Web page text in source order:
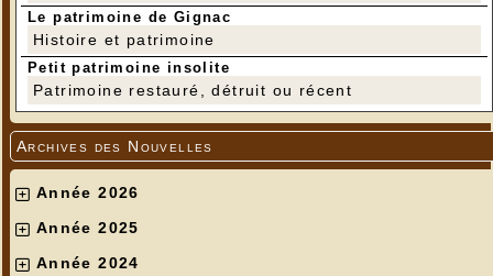
Le patrimoine de Gignac
Histoire et patrimoine
Petit patrimoine insolite
Patrimoine restauré, détruit ou récent
Archives des Nouvelles
Année 2026
Année 2025
Année 2024